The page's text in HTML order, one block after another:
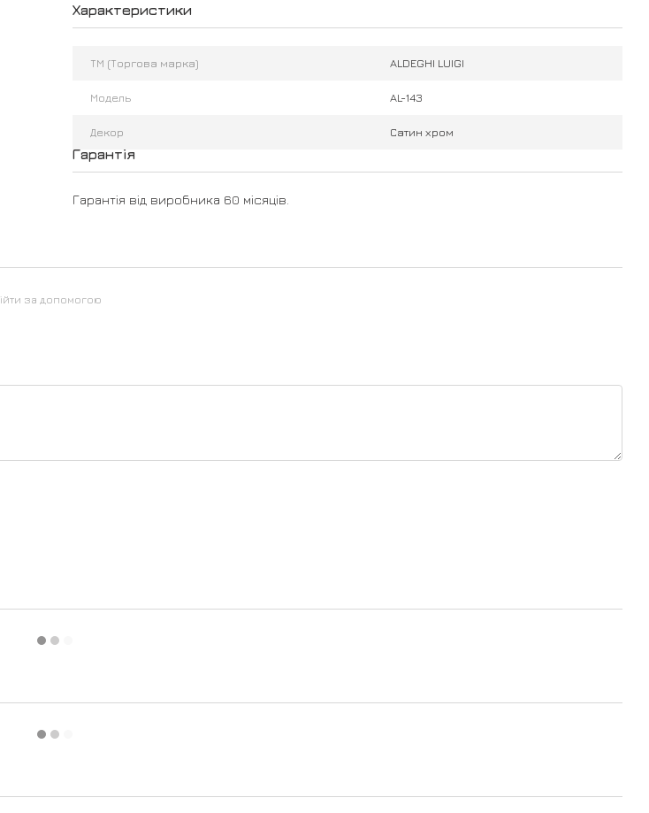
Характеристики
ТМ (Торгова марка) ALDEGHI LUIGI
Модель AL-143
Декор Сатин хром
Гарантія
Гарантія від виробника 60 місяців.
за допомогою